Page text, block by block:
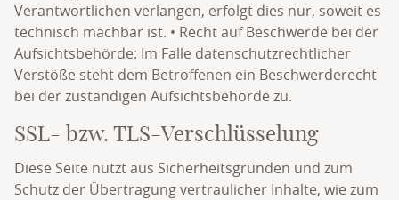
Verantwortlichen verlangen, erfolgt dies nur, soweit es
technisch machbar ist. • Recht auf Beschwerde bei der
Aufsichtsbehörde: Im Falle datenschutzrechtlicher
Verstöße steht dem Betroffenen ein Beschwerderecht
bei der zuständigen Aufsichtsbehörde zu.
SSL- bzw. TLS-Verschlüsselung
Diese Seite nutzt aus Sicherheitsgründen und zum
Schutz der Übertragung vertraulicher Inhalte, wie zum